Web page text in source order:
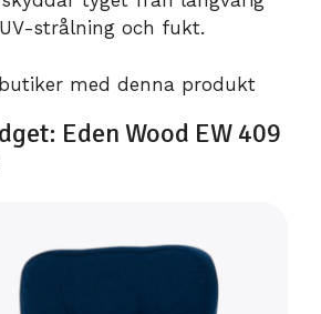
strålning och fukt.
med denna produkt
Eden Wood EW 409